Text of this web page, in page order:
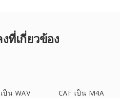
ที่เกี่ยวข้อง
ป็น WAV CAF เป็น M4A